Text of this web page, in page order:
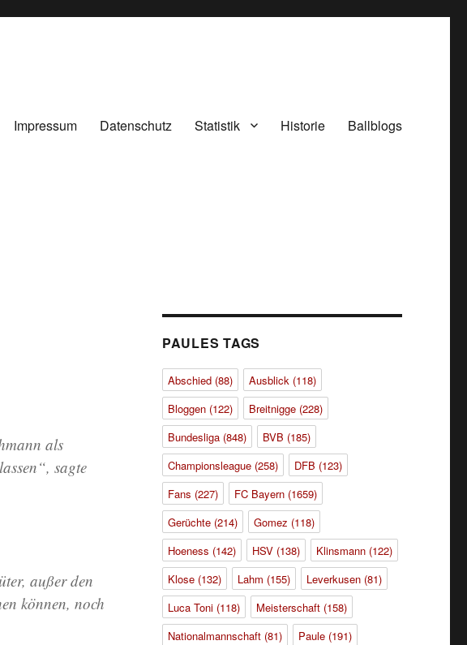
Impressum Datenschutz Statistik Historie Ballblogs
als
sagte
außer den
können, noch
PAULES TAGS
Abschied(88) Ausblick(118)
Bloggen(122) Breitnigge(228)
Bundesliga(848) BVB (185)
Championsleague(258) DFB (123)
Fans (227) FC Bayern(1659)
Gerüchte(214) Gomez (118)
Hoeness (142) HSV(138) Klinsmann(122)
Klose(132) Lahm (155) Leverkusen(81)
Luca Toni(118) Meisterschaft(158)
Nationalmannschaft(81) Paule(191)